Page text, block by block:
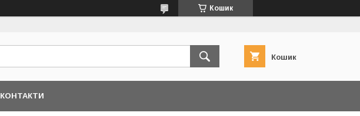
Кошик
Кошик
КОНТАКТИ